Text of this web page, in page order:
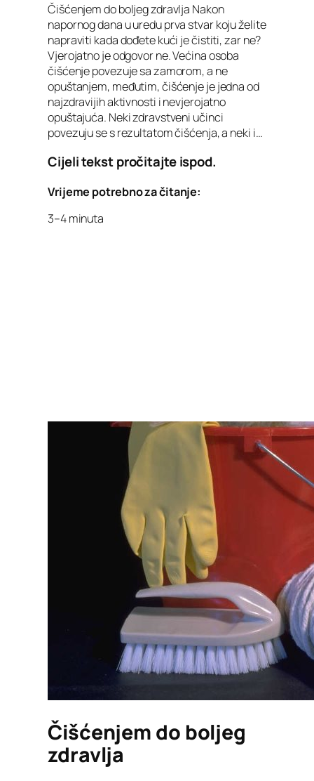
Čišćenjem do boljeg zdravlja Nakon
napornog dana u uredu prva stvar koju želite
napraviti kada dođete kući je čistiti, zar ne?
Vjerojatno je odgovor ne. Većina osoba
čišćenje povezuje sa zamorom, a ne
opuštanjem, međutim, čišćenje je jedna od
najzdravijih aktivnosti i nevjerojatno
opuštajuća. Neki zdravstveni učinci
povezuju se s rezultatom čišćenja, a neki i…
Cijeli tekst pročitajte ispod.
Vrijeme potrebno za čitanje:
3–4 minuta
Čišćenjem do boljeg
zdravlja